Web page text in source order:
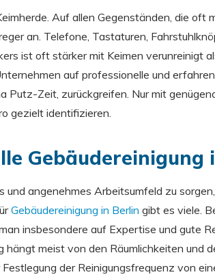
Auf allen Gegenständen, die oft
an. Telefone, Tastaturen,
ist oft stärker mit Keimen verunreinigt
auf professionelle und
Putz-Zeit, zurückgreifen. Nur mit
gezielt identifizieren.
Gebäudereinigung
und angenehmes Arbeitsumfeld zu
Gebäudereinigung in Berlin gibt es viele.
insbesondere auf Expertise und gute
hängt meist von den Räumlichkeiten und
der Reinigungsfrequenz von